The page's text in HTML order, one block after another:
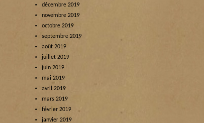
décembre 2019
novembre 2019
octobre 2019
septembre 2019
août 2019
juillet 2019
juin 2019
mai 2019
avril 2019
mars 2019
février 2019
janvier 2019